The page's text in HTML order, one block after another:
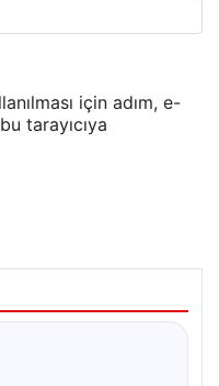
için adım, e-
tarayıcıya